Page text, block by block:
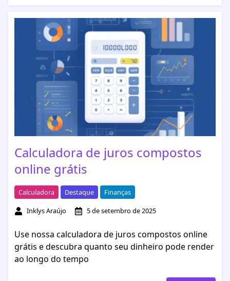
Calculadora de juros compostos
online grátis
Calculadora Destaque
Finanças
Inklys Araújo
5 de setembro de 2025
Use nossa calculadora de juros compostos online
grátis e descubra quanto seu dinheiro pode render
ao longo do tempo